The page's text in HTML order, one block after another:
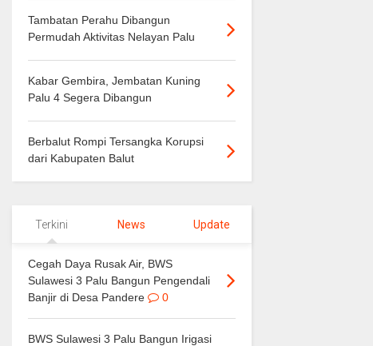
Tambatan Perahu Dibangun
Permudah Aktivitas Nelayan Palu
Kabar Gembira, Jembatan Kuning
Palu 4 Segera Dibangun
Berbalut Rompi Tersangka Korupsi
dari Kabupaten Balut
Terkini News Update
Cegah Daya Rusak Air, BWS
Sulawesi 3 Palu Bangun Pengendali
Banjir di Desa Pandere
0
BWS Sulawesi 3 Palu Bangun Irigasi